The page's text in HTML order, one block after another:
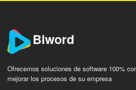
Biword
Ofrecemos soluciones de software 100%
mejorar los procesos de su empresa